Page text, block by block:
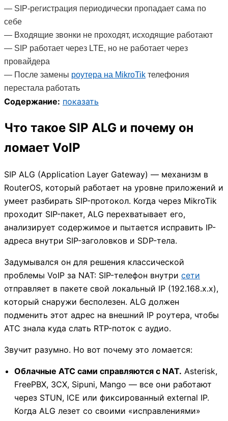
— SIP-регистрация периодически пропадает сама по
себе
— Входящие звонки не проходят, исходящие работают
— SIP работает через LTE, но не работает через
провайдера
— После замены роутера на MikroTik телефония
перестала работать
Содержание: показать
Что такое SIP ALG и почему он
ломает VoIP
SIP ALG (Application Layer Gateway) — механизм в
RouterOS, который работает на уровне приложений и
умеет разбирать SIP-протокол. Когда через MikroTik
проходит SIP-пакет, ALG перехватывает его,
анализирует содержимое и пытается исправить IP-
адреса внутри SIP-заголовков и SDP-тела.
Задумывался он для решения классической
проблемы VoIP за NAT: SIP-телефон внутри сети
отправляет в пакете свой локальный IP (192.168.x.x),
который снаружи бесполезен. ALG должен
подменить этот адрес на внешний IP роутера, чтобы
АТС знала куда слать RTP-поток с аудио.
Звучит разумно. Но вот почему это ломается:
Облачные АТС сами справляются с NAT. Asterisk,
FreePBX, 3CX, Sipuni, Mango — все они работают
через STUN, ICE или фиксированный external IP.
Когда ALG лезет со своими «исправлениями»